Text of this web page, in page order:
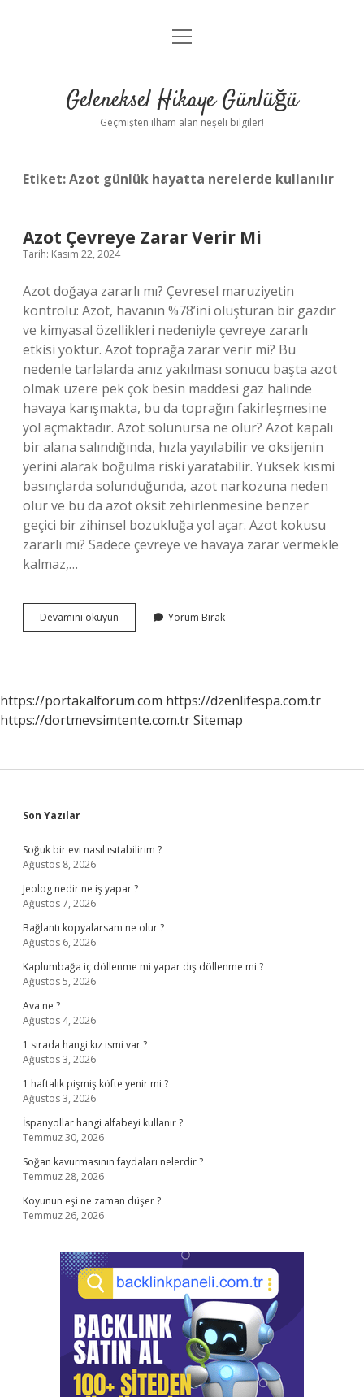
Anasayfa
Yasal Uyarı
menüyü
Geleneksel Hikaye Günlüğü
Geçmişten ilham alan neşeli bilgiler!
Etiket:Azot günlük hayatta nerelerde kullanılır
Azot Çevreye Zarar Verir Mi
Tarih: Kasım 22, 2024
Azot doğaya zararlı mı? Çevresel maruziyetin
kontrolü: Azot, havanın %78’ini oluşturan bir gazdır
ve kimyasal özellikleri nedeniyle çevreye zararlı
etkisi yoktur. Azot toprağa zarar verir mi? Bu
nedenle tarlalarda anız yakılması sonucu başta azot
olmak üzere pek çok besin maddesi gaz halinde
havaya karışmakta, bu da toprağın fakirleşmesine
yol açmaktadır. Azot solunursa ne olur? Azot kapalı
bir alana salındığında, hızla yayılabilir ve oksijenin
yerini alarak boğulma riski yaratabilir. Yüksek kısmi
basınçlarda solunduğunda, azot narkozuna neden
olur ve bu da azot oksit zehirlenmesine benzer
geçici bir zihinsel bozukluğa yol açar. Azot kokusu
zararlı mı? Sadece çevreye ve havaya zarar vermekle
kalmaz,…
Devamını okuyun
Çevreye
Yorum Bırak
https://portakalforum.com https://dzenlifespa.com.tr
https://dortmevsimtente.com.trSitemap
Sidebar
Son Yazılar
Soğuk bir evi nasıl ısıtabilirim ?
Ağustos 8, 2026
Jeolog nedir ne iş yapar ?
Ağustos 7, 2026
Bağlantı kopyalarsam ne olur ?
Ağustos 6, 2026
Kaplumbağa iç döllenme mi yapar dış döllenme mi ?
Ağustos 5, 2026
Ava ne ?
Ağustos 4, 2026
1 sırada hangi kız ismi var ?
Ağustos 3, 2026
1 haftalık pişmiş köfte yenir mi ?
Ağustos 3, 2026
İspanyollar hangi alfabeyi kullanır ?
Temmuz 30, 2026
Soğan kavurmasının faydaları nelerdir ?
Temmuz 28, 2026
Koyunun eşi ne zaman düşer ?
Temmuz 26, 2026